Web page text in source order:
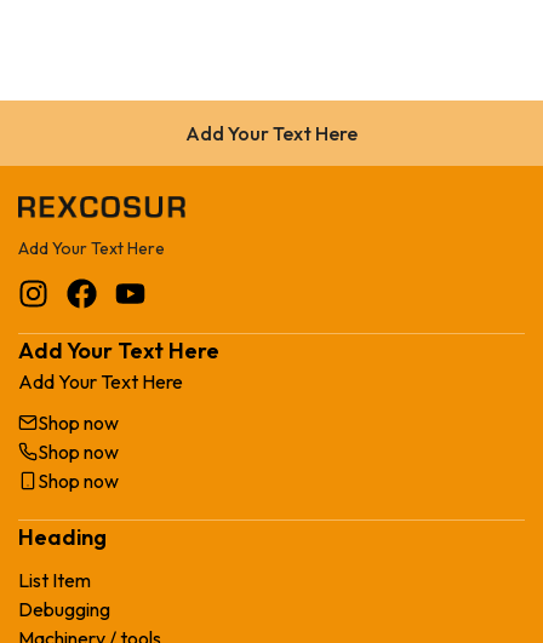
Add Your Text Here
Add Your Text Here
Add Your Text Here
Add Your Text Here
Shop now
Shop now
Shop now
Heading
List Item
Debugging
Machinery / tools